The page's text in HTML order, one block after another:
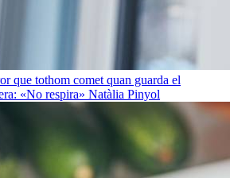
que tothom comet quan guarda el
«No respira» Natàlia Pinyol